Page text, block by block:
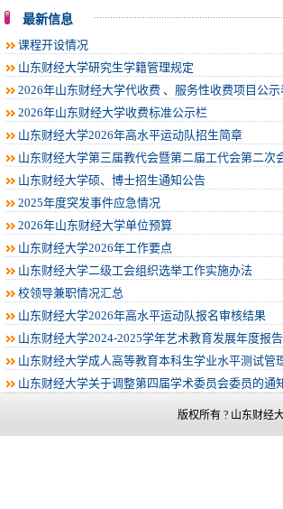
最新信息
课程开设情况
山东财经大学研究生学籍管理规定
2026年山东财经大学代收费 、服务性收费项目公示
2026年山东财经大学收费标准公示栏
山东财经大学2026年高水平运动队招生简章
山东财经大学第三届教代会暨第二届工代会第二次
山东财经大学硕、博士招生通知公告
2025年度突发事件应急情况
2026年山东财经大学单位预算
山东财经大学2026年工作要点
山东财经大学二级工会组织选举工作实施办法
校领导兼职情况汇总
山东财经大学2026年高水平运动队报名审核结果
山东财经大学2024-2025学年艺术教育发展年度报告
山东财经大学成人高等教育本科生学业水平测试管
山东财经大学关于调整第四届学术委员会委员的通
版权所有 ? 山东财经